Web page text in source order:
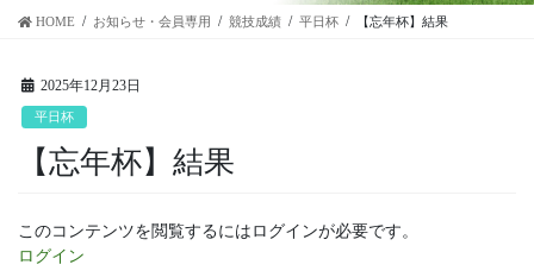
HOME お知らせ・会員専用 競技成績 平日杯 【忘年杯】結果
2025年12月23日
平日杯
【忘年杯】結果
このコンテンツを閲覧するにはログインが必要です。
ログイン